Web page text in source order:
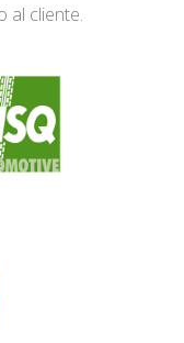
al cliente.